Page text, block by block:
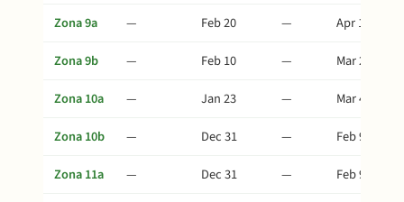
Zona 9a
— Feb 20 —
Apr 1
Zona 9b
— Feb 10 —
Mar 22
Zona 10a
— Jan 23 —
Mar 4
Zona 10b
— Dec 31 —
Feb 9
Zona 11a
— Dec 31 — Feb 9